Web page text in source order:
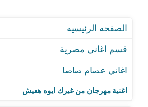
اغنية مهرجان من غيرك ايوه هعيش
اغنية مهرجان من غيرك
اغنية مهرجان ياكوين
اغنية مهرجان يا مراحب